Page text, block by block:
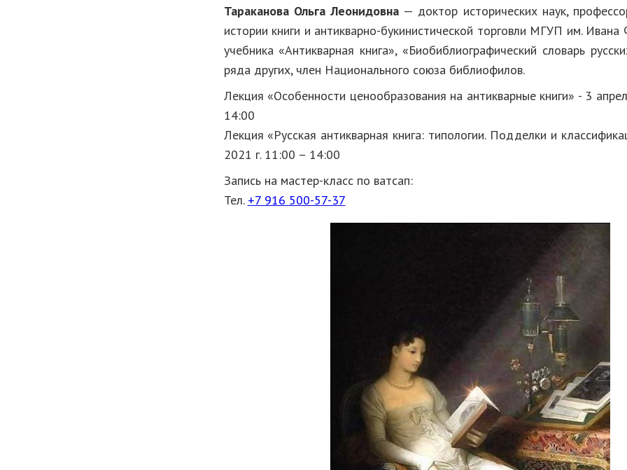
Тараканова Ольга Леонидовна— доктор исторических наук,
истории книги и антикварно-букинистической торговли МГУП им.
учебника «Антикварная книга», «Биобиблиографический словарь
ряда других, член Национального союза библиофилов.
Лекция «Особенности ценообразования на антикварные книги» - 3
14:00
Лекция «Русская антикварная книга: типологии. Подделки и
2021 г. 11:00 – 14:00
Запись на мастер-класс по ватсап:
Тел. +7 916 500-57-37